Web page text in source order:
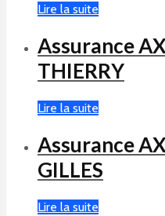
Lire la suite
Assurance
THIERRY
Lire la suite
Assurance
GILLES
Lire la suite